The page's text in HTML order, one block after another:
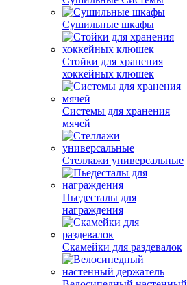
Сушильные шкафы
Стойки для хранения
хоккейных клюшек
Системы для хранения
мячей
Стеллажи универсальные
Пьедесталы для
награждения
Скамейки для раздевалок